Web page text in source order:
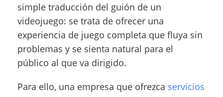
simple traducción del guión de un
videojuego: se trata de ofrecer una
experiencia de juego completa que fluya sin
problemas y se sienta natural para el
público al que va dirigido.
Para ello, una empresa que ofrezca servicios